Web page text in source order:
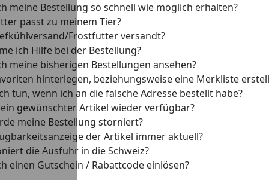
meine Bestellung so schnell wie möglich erhalten?
passt zu meinem Tier?
Frostfutter versandt?
ich Hilfe bei der Bestellung?
meine bisherigen Bestellungen ansehen?
hinterlegen, beziehungsweise eine Merkliste
tun, wenn ich an die falsche Adresse bestellt habe?
gewünschter Artikel wieder verfügbar?
meine Bestellung storniert?
der Artikel immer aktuell?
die Ausfuhr in die Schweiz?
einen Gutschein / Rabattcode einlösen?